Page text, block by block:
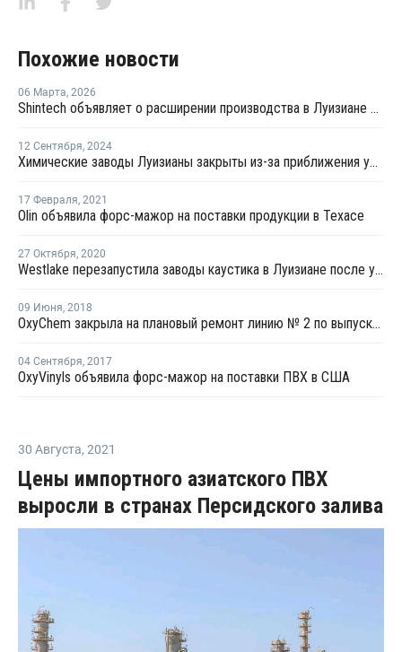
Похожие новости
06 Марта, 2026
Shintech объявляет о расширении производства в Луизиане на USD3,4 млрд
12 Сентября, 2024
Химические заводы Луизианы закрыты из-за приближения урагана "Франсин"
17 Февраля, 2021
Olin объявила форс-мажор на поставки продукции в Техасе
27 Октября, 2020
Westlake перезапустила заводы каустика в Луизиане после урагана "Дельта"
09 Июня, 2018
OxyChem закрыла на плановый ремонт линию № 2 по выпуску каустика и хлора в Канзасе
04 Сентября, 2017
OxyVinyls объявила форс-мажор на поставки ПВХ в США
30 Августа, 2021
Цены импортного азиатского ПВХ
выросли в странах Персидского залива